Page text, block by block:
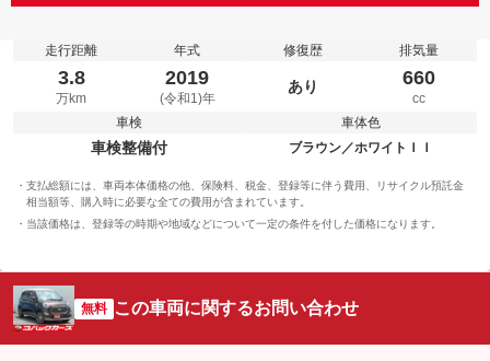
走行距離
3.8
万km
年式
2019
(令和1)年
修復歴
あり
排気量
660
cc
車検
車検整備付
車体色
ブラウン／ホワイトＩＩ
支払総額には、車両本体価格の他、保険料、税金、登録等に伴う費用、リサイクル預託金
相当額等、購入時に必要な全ての費用が含まれています。
当該価格は、登録等の時期や地域などについて一定の条件を付した価格になります。
無料 この車両に関するお問い合わせ